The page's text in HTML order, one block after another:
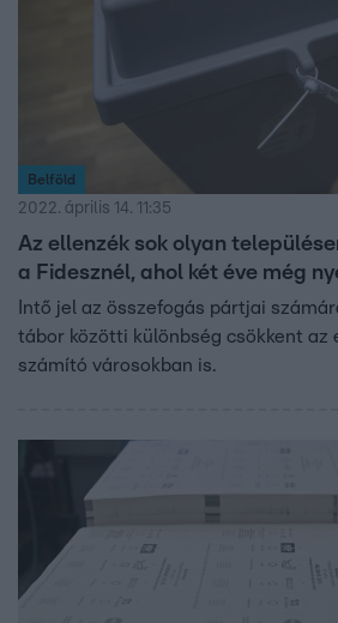
Belföld
2022. április 14. 11:35
Az ellenzék sok olyan
a Fidesznél, ahol két éve még
Intő jel az összefogás pártjai
tábor közötti különbség csökkent az
számító városokban is.